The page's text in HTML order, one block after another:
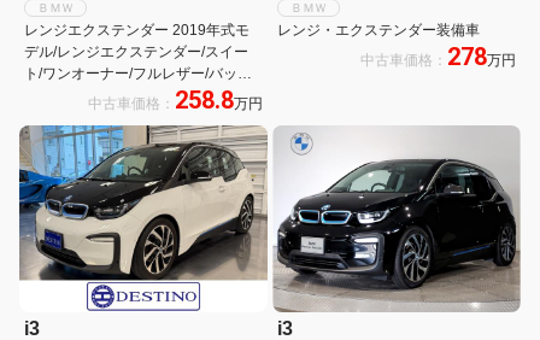
ＢＭＷ
レンジエクステンダー 2019年式モ
デル/レンジエクステンダー/スイー
ト/ワンオーナー/フルレザー/バック
カメラ/ETC2.0車載器
中古車価格： 258.8万円
ＢＭＷ
レンジ・エクステンダー装備車
中古車価格： 278万円
i3 i3